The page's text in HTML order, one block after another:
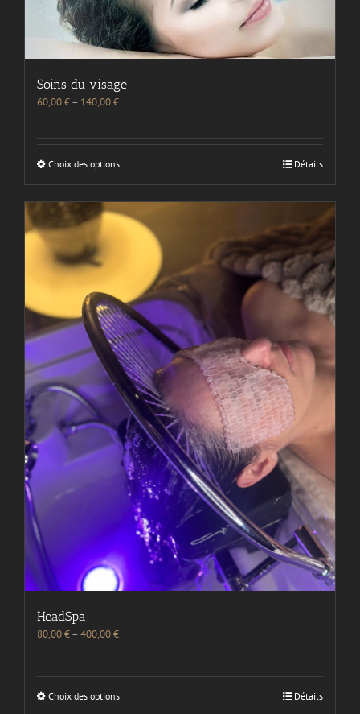
Soins du visage
60,00€– 140,00€
Choix des options Détails
HeadSpa
80,00€– 400,00€
Choix des options Détails